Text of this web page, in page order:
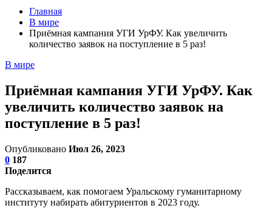
Главная
В мире
Приёмная кампания УГИ УрФУ. Как увеличить
количество заявок на поступление в 5 раз!
В мире
Приёмная кампания УГИ УрФУ. Как
увеличить количество заявок на
поступление в 5 раз!
Опубликовано Июл 26, 2023
0 187
Поделится
Рассказываем, как помогаем Уральскому гуманитарному
институту набирать абитуриентов в 2023 году.